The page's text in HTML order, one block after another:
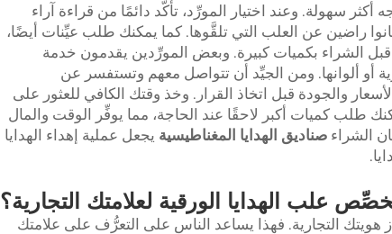
سهولة. وعند اختيار المورِّد، تأكَّد دائمًا من قراءة آراء
كانوا راضين عن العلب التي تلقَّوها. كما يمكنك طلب عيِّنات أيضًا،
الشراء بكميات كبيرة. وبعض المورِّدين يقدمون خدمة
أو ألوانها. ومن الجيِّد أن تتواصل معهم وتستفسر عن
والجودة قبل اتخاذ القرار. وخذ وقتك الكافي للعثور على
طلب كميات أكبر لاحقًا عند الحاجة، مما يوفِّر الوقت والمال
الشراء صناديق الهدايا المغناطيسية يجعل عملية إهداء الهدايا
علب الهدايا الورقية لعلامتك التجارية؟
هويتك التجارية. فهذا يساعد الناس على التعرُّف على علامتك